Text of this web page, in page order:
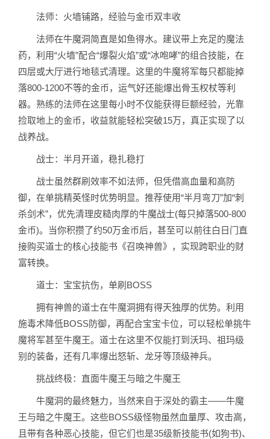
法师：火墙铺路，经验与金币双丰收
法师在牛魔洞简直是如鱼得水。建议带上充足的魔法
药，利用“火墙”配合“爆裂火焰”或“冰咆哮”的组合技能，在
四层或大厅进行地毯式清理。这里的牛魔将军每只都能掉
落800-1200不等的金币，运气好还能爆出骨玉权杖等利
器。熟练的法师在这里每小时不仅能获得巨额经验，光靠
捡取地上的金币，收益就能轻松突破15万，真正实现了以
战养战。
战士：半月开道，稳扎稳打
战士虽然群刷效率不如法师，但凭借高血量和高防
御，在单挑精英怪时优势明显。推荐使用“半月弯刀”加“刺
杀剑术”，优先清理皮糙肉厚的牛魔战士(每只掉落500-800
金币)。当你积攒了约50万金币后，甚至可以前往白日门直
接购买道士的核心技能书《召唤神兽》，实现跨职业的财
富转换。
道士：宝宝抗伤，单刷BOSS
拥有神兽的道士在牛魔洞拥有得天独厚的优势。利用
施毒术降低BOSS防御，再配合宝宝卡位，可以轻松单挑牛
魔将军甚至牛魔王。道士在这里不仅能打到沃玛、祖玛级
别的装备，还有几率爆出怒斩、龙牙等顶级神兵。
️挑战终极：直面牛魔王与暗之牛魔王
牛魔洞的最终魅力，当然来自于深处的霸主——牛魔
王与暗之牛魔王。这些BOSS级怪物虽然血量厚、攻击高，
且带有各种恶心技能，但它们也是35级新技能书(如狗书)、